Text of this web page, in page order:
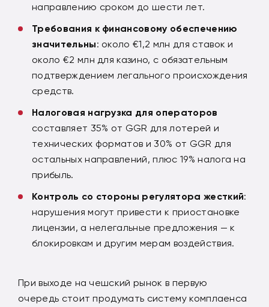
направлению сроком до шести лет.
Требования к финансовому обеспечению
значительны: около €1,2 млн для ставок и
около €2 млн для казино, с обязательным
подтверждением легального происхождения
средств.
Налоговая нагрузка для операторов
составляет 35% от GGR для лотерей и
технических форматов и 30% от GGR для
остальных направлений, плюс 19% налога на
прибыль.
Контроль со стороны регулятора жесткий:
нарушения могут привести к приостановке
лицензии, а нелегальные предложения — к
блокировкам и другим мерам воздействия.
При выходе на чешский рынок в первую
очередь стоит продумать систему комплаенса